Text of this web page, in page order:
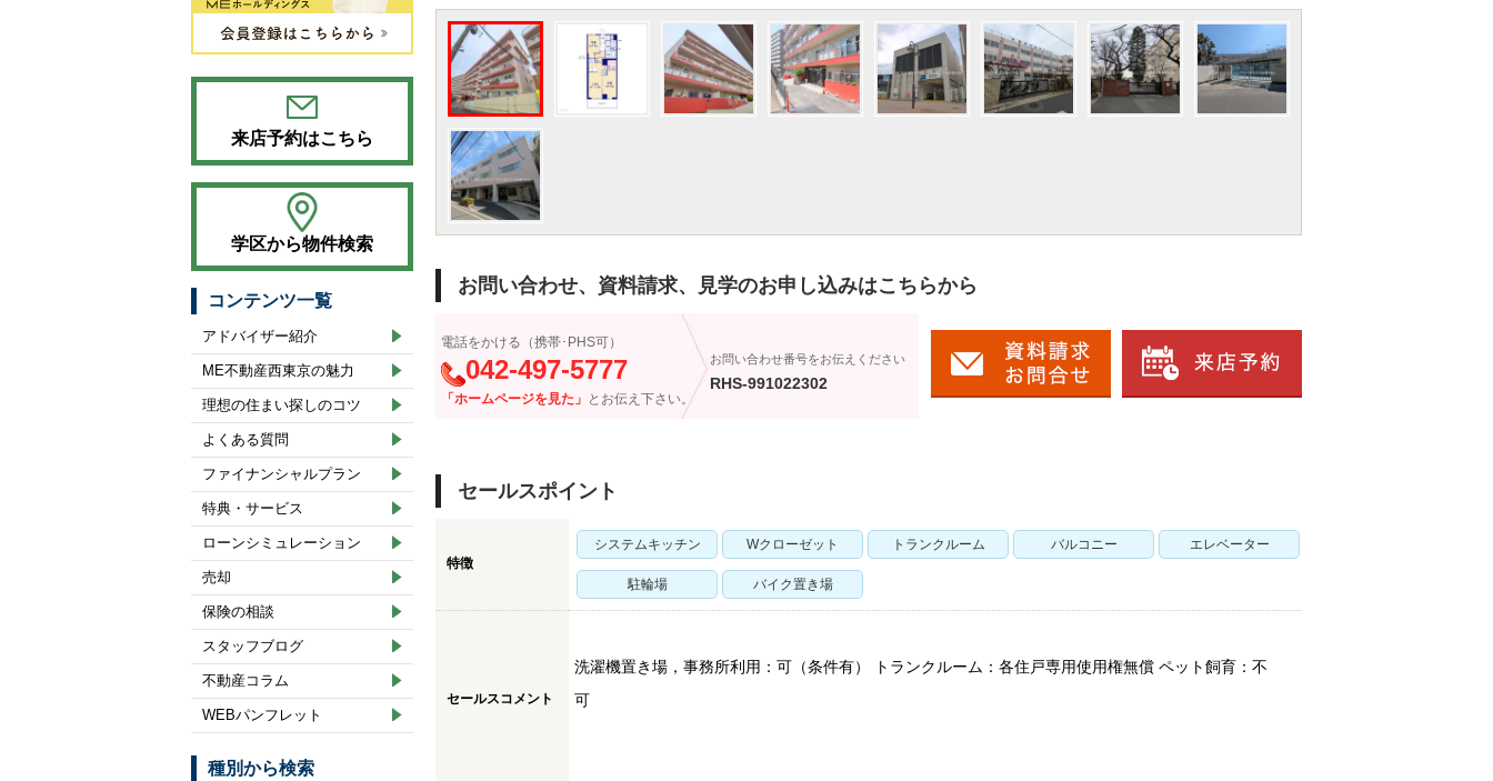
お問い合わせ、資料請求、見学のお申し込みはこちらから
電話をかける（携帯･PHS可）
042-497-5777
「ホームページを見た」 とお伝え下さい。
お問い合わせ番号をお伝えください
RHS-991022302
セールスポイント
特徴
システムキッチン Wクローゼット トランクルーム バルコニー エレベーター
駐輪場 バイク置き場
セールスコメント
洗濯機置き場，事務所利用：可（条件有） トランクルーム：各住戸専用使用権無償 ペット飼育：不
可
来店予約はこちら
学区から物件検索
コンテンツ一覧
アドバイザー紹介
ME不動産西東京の魅力
理想の住まい探しのコツ
よくある質問
ファイナンシャルプラン
特典・サービス
ローンシミュレーション
売却
保険の相談
スタッフブログ
不動産コラム
WEBパンフレット
種別から検索